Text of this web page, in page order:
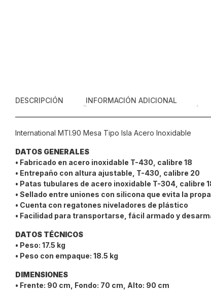
DESCRIPCIÓN INFORMACIÓN ADICIONAL
International MTI.90 Mesa Tipo Isla Acero Inoxidable
DATOS GENERALES
• Fabricado en acero inoxidable T-430, calibre 18
• Entrepaño con altura ajustable, T-430, calibre 20
• Patas tubulares de acero inoxidable T-304, calibre
• Sellado entre uniones con silicona que evita la
• Cuenta con regatones niveladores de plástico
• Facilidad para transportarse, fácil armado y
DATOS TÉCNICOS
• Peso: 17.5 kg
• Peso con empaque: 18.5 kg
DIMENSIONES
• Frente: 90 cm, Fondo: 70 cm, Alto: 90 cm